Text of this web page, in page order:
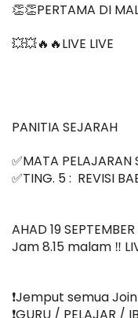
👏👏PERTAMA DI
💥💥🔥🔥LIVE LIVE
PANITIA SEJARAH
✅MATA PELAJARAN
✅TING. 5 :  REVISI
AHAD 19
Jam 8.15 malam ‼️
❗️Jemput semua